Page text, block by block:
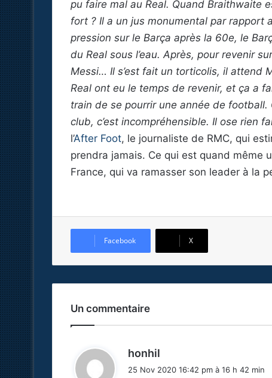
pu faire mal au Real. Quand Braithwaite
fort ? Il a un jus monumental par rapport
pression sur le Barça après la 60e, le
du Real sous l’eau. Après, pour revenir
Messi… Il s’est fait un torticolis, il attend
Real ont eu le temps de revenir, et ça a
train de se pourrir une année de
club, c’est incompréhensible. Il ose rien
l’After Foot, le journaliste de RMC, qui
prendra jamais. Ce qui est quand même
France, qui va ramasser son leader à la
Facebook X
Un commentaire
honhil
25 Nov 2020 16:42 pm à 16 h 42 min